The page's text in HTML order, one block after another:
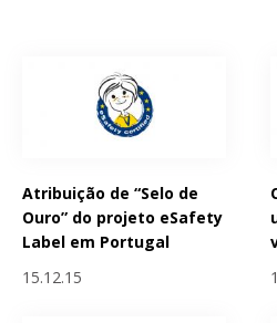
Atribuição de “Selo de
Ouro” do projeto eSafety
Label em Portugal
15.12.15
Páginas